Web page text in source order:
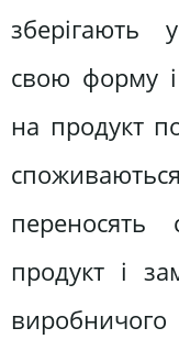
зберігають
свою форму
на продукт
продукт і